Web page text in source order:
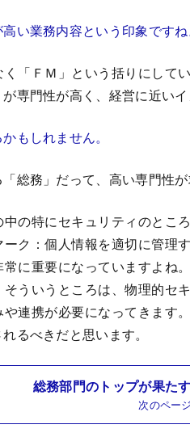
業務内容という印象ですね
「ＦＭ」という括りにして
専門性が高く、経営に近い
もしれません。
総務」だって、高い専門性が
の特にセキュリティのとこ
ク：個人情報を適切に管理
に重要になっていますよね
そういうところは、物理的セ
や連携が必要になってきます
るべきだと思います。
総務部門のトップが果た
次のページ